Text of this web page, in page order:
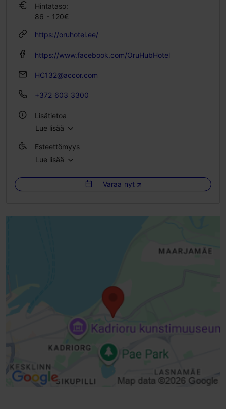
Hintataso:
86 - 120€
https://oruhotel.ee/
https://www.facebook.com/OruHubHotel
HC132@accor.com
+372 603 3300
Lisätietoa
Huoneita: 55
WLAN-alue
Lue lisää
Esteettömyys
Esteetön pääsy skootterilla
Esteetön huone
Lue lisää
Varaa nyt